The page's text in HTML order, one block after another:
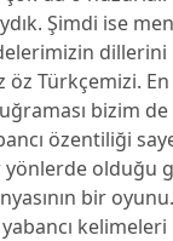
Şimdi ise
Türkçemizi.
bizim
özentiliği
yönlerde
bir